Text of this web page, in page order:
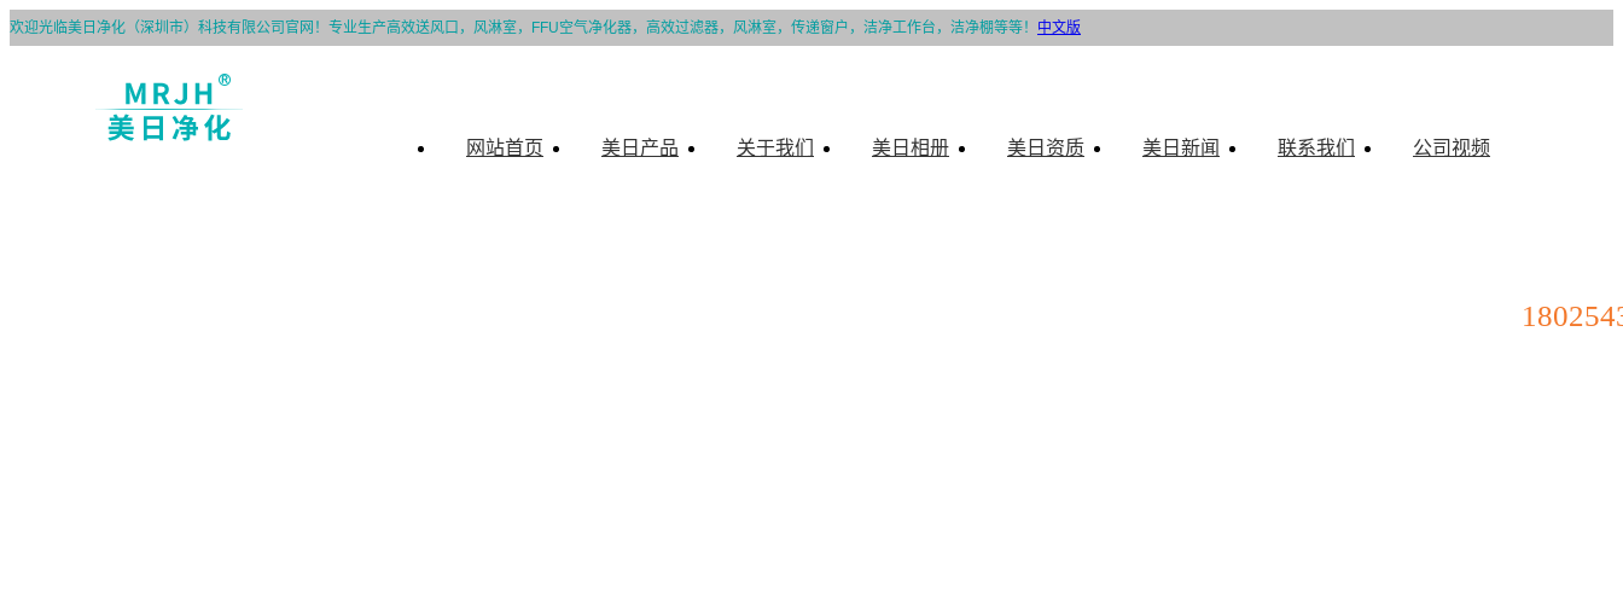
欢迎光临美日净化（深圳市）科技有限公司官网！专业生产高效送风口，风淋室，FFU空气净化器，高效过滤器，风淋室，传递窗户，洁净工作台，洁净棚等等！ 中文版
网站首页 美日产品 关于我们 美日相册 美日资质 美日新闻 联系我们 公司视频